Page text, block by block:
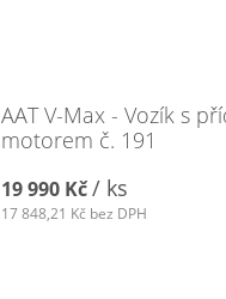
AAT V-Max - Vozík s
motorem č. 191
19 990 Kč/ ks
17 848,21 Kč bez DPH